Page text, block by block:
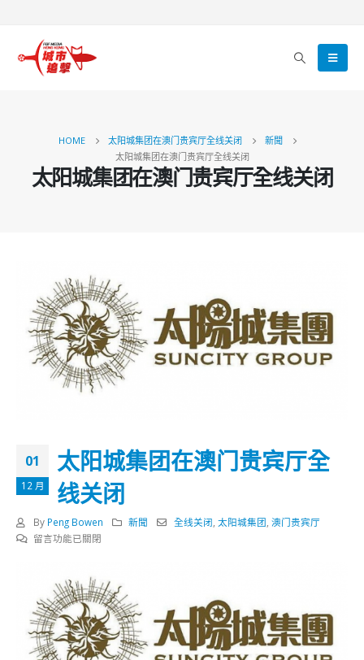
HOME 太阳城集团在澳门贵宾厅全线关闭
新聞
太阳城集团在澳门贵宾厅全线关闭
太阳城集团在澳门贵宾厅全线关闭
01
12 月
太阳城集团在澳门贵宾厅全
线关闭
By Peng Bowen 新聞 全线关闭 ,太阳城集团 ,澳门贵宾厅
在
集
团
在
澳
留言功能已關閉